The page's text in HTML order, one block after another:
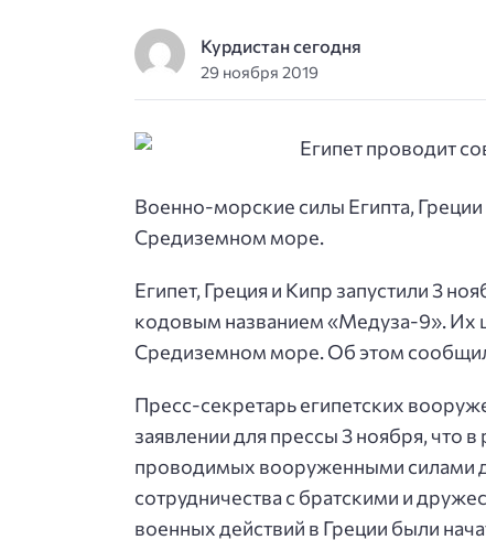
Курдистан сегодня
29 ноября 2019
Военно-морские силы Египта,
Средиземном море.
Египет, Греция и Кипр запустили 3
кодовым названием «Медуза-9». Их
Средиземном море. Об этом
Пресс-секретарь египетских
заявлении для прессы 3 ноября, что
проводимых вооруженными силами
сотрудничества с братскими и
военных действий в Греции были